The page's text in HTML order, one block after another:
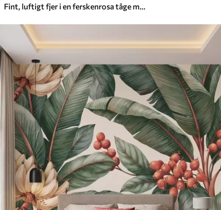
Fint, luftigt fjer i en ferskenrosa tåge med glans